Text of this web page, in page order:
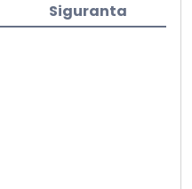
Siguranta